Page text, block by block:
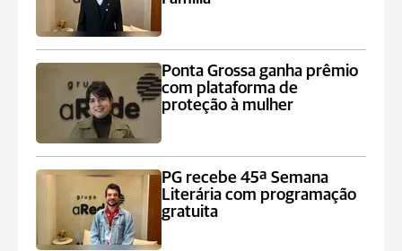
Ponta Grossa ganha prêmio
com plataforma de
proteção à mulher
PG recebe 45ª Semana
Literária com programação
gratuita